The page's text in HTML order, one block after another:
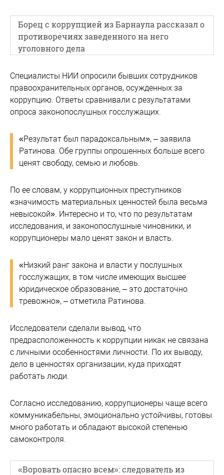
Борец с коррупцией из Барнаула рассказал о
противоречиях заведенного на него
уголовного дела
Специалисты НИИ опросили бывших сотрудников
правоохранительных органов, осужденных за
коррупцию. Ответы сравнивали с результатами
опроса законопослушных госслужащих.
«Результат был парадоксальным», – заявила
Ратинова. Обе группы опрошенных больше всего
ценят свободу, семью и любовь.
По ее словам, у коррупционных преступников
«значимость материальных ценностей была весьма
невысокой». Интересно и то, что по результатам
исследования, и законопослушные чиновники, и
коррупционеры мало ценят закон и власть.
«Низкий ранг закона и власти у послушных
госслужащих, в том числе имеющих высшее
юридическое образование, – это достаточно
тревожно», – отметила Ратинова.
Исследователи сделали вывод, что
предрасположенность к коррупции никак не связана
с личными особенностями личности. По их выводу,
дело в ценностях организации, куда приходят
работать люди.
Согласно исследованию, коррупционеры чаще всего
коммуникабельны, эмоционально устойчивы, готовы
много работать и обладают высокой степенью
самоконтроля.
«Воровать опасно всем»: следователь из